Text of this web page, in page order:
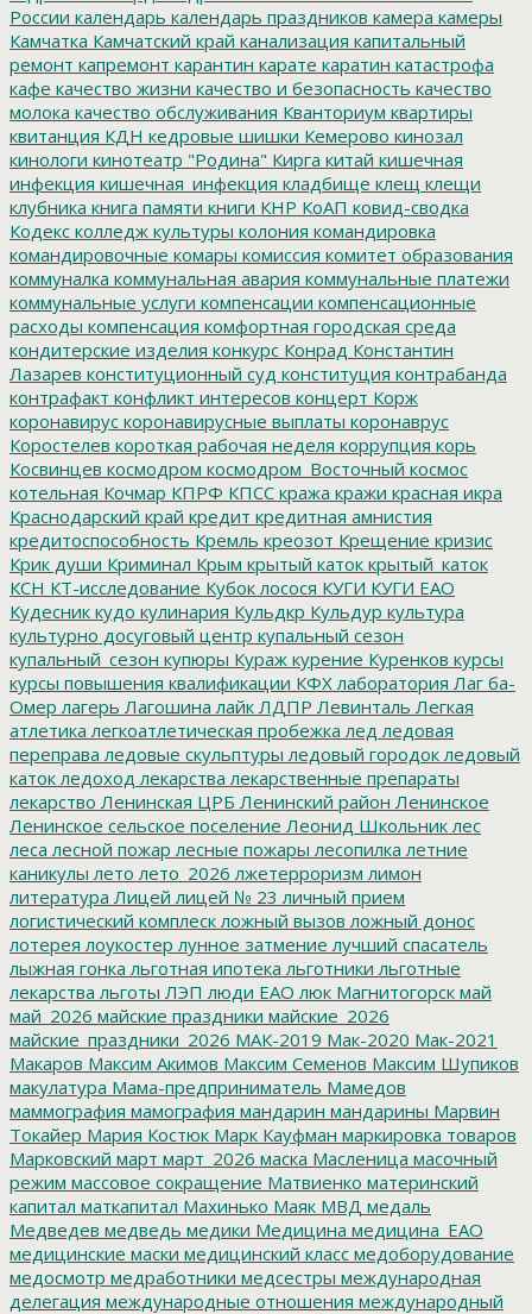
России календарь календарь праздников камера камеры
Камчатка Камчатский край канализация капитальный
ремонт капремонт карантин карате каратин катастрофа
кафе качество жизни качество и безопасность качество
молока качество обслуживания Кванториум квартиры
квитанция КДН кедровые шишки Кемерово кинозал
кинологи кинотеатр "Родина" Кирга китай кишечная
инфекция кишечная_инфекция кладбище клещ клещи
клубника книга памяти книги КНР КоАП ковид-сводка
Кодекс колледж культуры колония командировка
командировочные комары комиссия комитет образования
коммуналка коммунальная авария коммунальные платежи
коммунальные услуги компенсации компенсационные
расходы компенсация комфортная городская среда
кондитерские изделия конкурс Конрад Константин
Лазарев конституционный суд конституция контрабанда
контрафакт конфликт интересов концерт Корж
коронавирус коронавирусные выплаты коронаврус
Коростелев короткая рабочая неделя коррупция корь
Косвинцев космодром космодром_Восточный космос
котельная Кочмар КПРФ КПСС кража кражи красная икра
Краснодарский край кредит кредитная амнистия
кредитоспособность Кремль креозот Крещение кризис
Крик души Криминал Крым крытый каток крытый_каток
КСН КТ-исследование Кубок лосося КУГИ КУГИ ЕАО
Кудесник кудо кулинария Кульдкр Кульдур культура
культурно досуговый центр купальный сезон
купальный_сезон купюры Кураж курение Куренков курсы
курсы повышения квалификации КФХ лаборатория Лаг ба-
Омер лагерь Лагошина лайк ЛДПР Левинталь Легкая
атлетика легкоатлетическая пробежка лед ледовая
переправа ледовые скульптуры ледовый городок ледовый
каток ледоход лекарства лекарственные препараты
лекарство Ленинская ЦРБ Ленинский район Ленинское
Ленинское сельское поселение Леонид Школьник лес
леса лесной пожар лесные пожары лесопилка летние
каникулы лето лето_2026 лжетерроризм лимон
литература Лицей лицей № 23 личный прием
логистический комплеск ложный вызов ложный донос
лотерея лоукостер лунное затмение лучший спасатель
лыжная гонка льготная ипотека льготники льготные
лекарства льготы ЛЭП люди ЕАО люк Магнитогорск май
май_2026 майские праздники майские_2026
майские_праздники_2026 МАК-2019 Мак-2020 Мак-2021
Макаров Максим Акимов Максим Семенов Максим Шупиков
макулатура Мама-предприниматель Мамедов
маммография мамография мандарин мандарины Марвин
Токайер Мария Костюк Марк Кауфман маркировка товаров
Марковский март март_2026 маска Масленица масочный
режим массовое сокращение Матвиенко материнский
капитал маткапитал Махинько Маяк МВД медаль
Медведев медведь медики Медицина медицина_ЕАО
медицинские маски медицинский класс медоборудование
медосмотр медработники медсестры международная
делегация международные отношения международный